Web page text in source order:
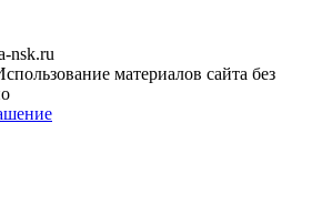
nsk.ru
материалов сайта без